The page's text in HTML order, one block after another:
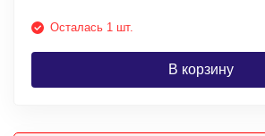
Осталась 1 шт.
В корзину